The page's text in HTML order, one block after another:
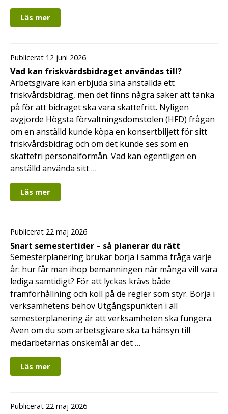
Läs mer
Publicerat 12 juni 2026
Vad kan friskvårdsbidraget användas till?
Arbetsgivare kan erbjuda sina anställda ett
friskvårdsbidrag, men det finns några saker att tänka
på för att bidraget ska vara skattefritt. Nyligen
avgjorde Högsta förvaltningsdomstolen (HFD) frågan
om en anställd kunde köpa en konsertbiljett för sitt
friskvårdsbidrag och om det kunde ses som en
skattefri personalförmån. Vad kan egentligen en
anställd använda sitt …
Läs mer
Publicerat 22 maj 2026
Snart semestertider – så planerar du rätt
Semesterplanering brukar börja i samma fråga varje
år: hur får man ihop bemanningen när många vill vara
lediga samtidigt? För att lyckas krävs både
framförhållning och koll på de regler som styr. Börja i
verksamhetens behov Utgångspunkten i all
semesterplanering är att verksamheten ska fungera.
Även om du som arbetsgivare ska ta hänsyn till
medarbetarnas önskemål är det …
Läs mer
Publicerat 22 maj 2026